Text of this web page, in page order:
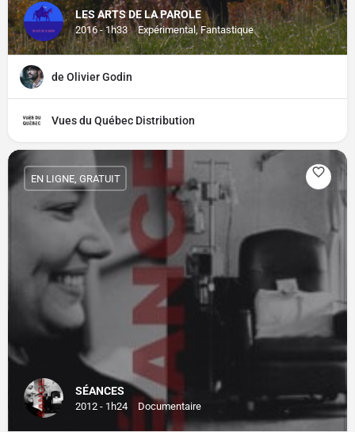
LES ARTS DE LA PAROLE
2016 - 1h33 Expérimental, Fantastique
de Olivier Godin
Vues du Québec Distribution
SÉANCES
2012 - 1h24 Documentaire
EN LIGNE, GRATUIT